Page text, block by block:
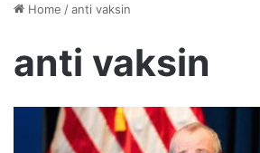
Home /anti vaksin
anti vaksin